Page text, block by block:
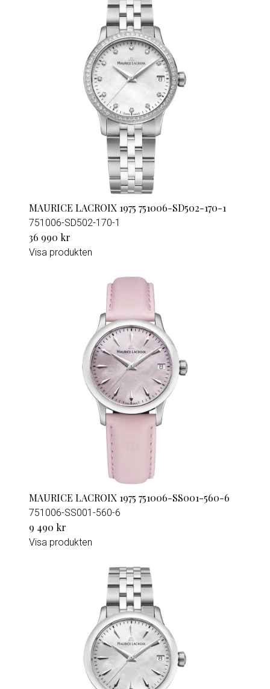
MAURICE LACROIX 1975 751006-SD502-170-1
751006-SD502-170-1
36 990 kr
Visa produkten
MAURICE LACROIX 1975 751006-SS001-560-6
751006-SS001-560-6
9 490 kr
Visa produkten